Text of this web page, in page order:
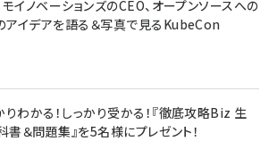
イノベーションズのCEO、オープンソースへの
アイデアを語る＆写真で見るKubeCon
わかる！しっかり受かる！『徹底攻略Biz 生
＆問題集』を5名様にプレゼント！